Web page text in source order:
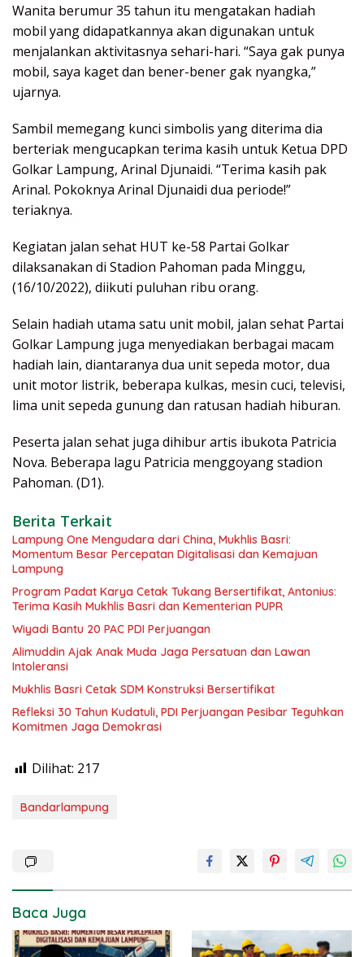
Wanita berumur 35 tahun itu mengatakan hadiah
mobil yang didapatkannya akan digunakan untuk
menjalankan aktivitasnya sehari-hari. “Saya gak punya
mobil, saya kaget dan bener-bener gak nyangka,”
ujarnya.
Sambil memegang kunci simbolis yang diterima dia
berteriak mengucapkan terima kasih untuk Ketua DPD
Golkar Lampung, Arinal Djunaidi. “Terima kasih pak
Arinal. Pokoknya Arinal Djunaidi dua periode!”
teriaknya.
Kegiatan jalan sehat HUT ke-58 Partai Golkar
dilaksanakan di Stadion Pahoman pada Minggu,
(16/10/2022), diikuti puluhan ribu orang.
Selain hadiah utama satu unit mobil, jalan sehat Partai
Golkar Lampung juga menyediakan berbagai macam
hadiah lain, diantaranya dua unit sepeda motor, dua
unit motor listrik, beberapa kulkas, mesin cuci, televisi,
lima unit sepeda gunung dan ratusan hadiah hiburan.
Peserta jalan sehat juga dihibur artis ibukota Patricia
Nova. Beberapa lagu Patricia menggoyang stadion
Pahoman. (D1).
Berita Terkait
Lampung One Mengudara dari China, Mukhlis Basri:
Momentum Besar Percepatan Digitalisasi dan Kemajuan
Lampung
Program Padat Karya Cetak Tukang Bersertifikat, Antonius:
Terima Kasih Mukhlis Basri dan Kementerian PUPR
Wiyadi Bantu 20 PAC PDI Perjuangan
Alimuddin Ajak Anak Muda Jaga Persatuan dan Lawan
Intoleransi
Mukhlis Basri Cetak SDM Konstruksi Bersertifikat
Refleksi 30 Tahun Kudatuli, PDI Perjuangan Pesibar Teguhkan
Komitmen Jaga Demokrasi
Dilihat: 217
Bandarlampung
Baca Juga